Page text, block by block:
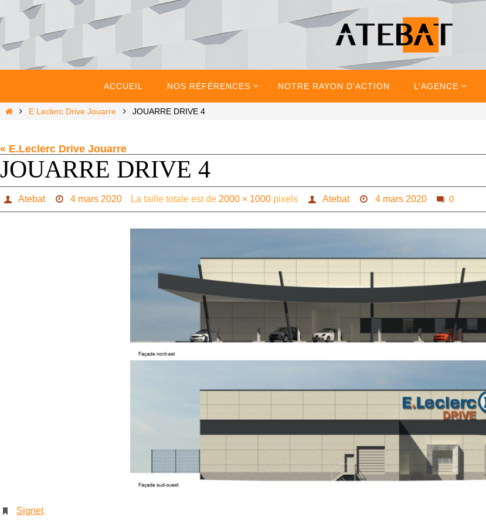
Passer
vers
le
contenu
ACCUEIL NOS RÉFÉRENCES NOTRE RAYON D’ACTION L’AGENCE
HomeE.Leclerc Drive Jouarre JOUARRE DRIVE 4
« E.Leclerc Drive Jouarre
JOUARRE DRIVE 4
Atebat 4 mars 2020 La taille totale est de 2000 × 1000 pixels Atebat 4 mars 2020 0
Signet.